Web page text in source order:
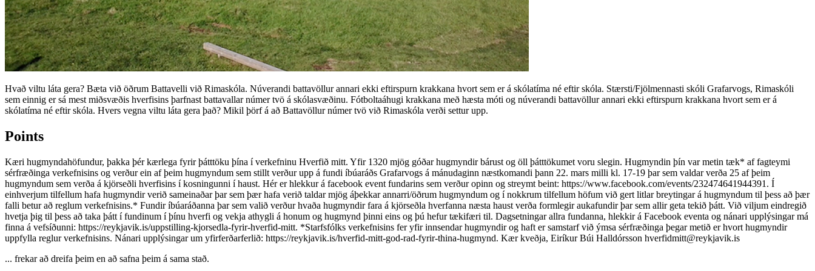
Hvað viltu láta gera? Bæta við öðrum Battavelli við Rimaskóla. Núverandi battavöllur annari ekki eftirspurn krakkana hvort sem er á skólatíma né eftir skóla. Stærsti/Fjölmennasti skóli Grafarvogs, Rimaskóli
sem einnig er sá mest miðsvæðis hverfisins þarfnast battavallar númer tvö á skólasvæðinu. Fótboltaáhugi krakkana með hæsta móti og núverandi battavöllur annari ekki eftirspurn krakkana hvort sem er á
skólatíma né eftir skóla. Hvers vegna viltu láta gera það? Mikil þörf á að Battavöllur númer tvö við Rimaskóla verði settur upp.
Points
Kæri hugmyndahöfundur, þakka þér kærlega fyrir þátttöku þína í verkefninu Hverfið mitt. Yfir 1320 mjög góðar hugmyndir bárust og öll þátttökumet voru slegin. Hugmyndin þín var metin tæk* af fagteymi
sérfræðinga verkefnisins og verður ein af þeim hugmyndum sem stillt verður upp á fundi íbúaráðs Grafarvogs á mánudaginn næstkomandi þann 22. mars milli kl. 17-19 þar sem valdar verða 25 af þeim
hugmyndum sem verða á kjörseðli hverfisins í kosningunni í haust. Hér er hlekkur á facebook event fundarins sem verður opinn og streymt beint: https://www.facebook.com/events/232474641944391. Í
einhverjum tilfellum hafa hugmyndir verið sameinaðar þar sem þær hafa verið taldar mjög áþekkar annarri/öðrum hugmyndum og í nokkrum tilfellum höfum við gert litlar breytingar á hugmyndum til þess að þær
falli betur að reglum verkefnisins.* Fundir íbúaráðanna þar sem valið verður hvaða hugmyndir fara á kjörseðla hverfanna næsta haust verða formlegir aukafundir þar sem allir geta tekið þátt. Við viljum eindregið
hvetja þig til þess að taka þátt í fundinum í þínu hverfi og vekja athygli á honum og hugmynd þinni eins og þú hefur tækifæri til. Dagsetningar allra fundanna, hlekkir á Facebook eventa og nánari upplýsingar má
finna á vefsíðunni: https://reykjavik.is/uppstilling-kjorsedla-fyrir-hverfid-mitt. *Starfsfólks verkefnisins fer yfir innsendar hugmyndir og haft er samstarf við ýmsa sérfræðinga þegar metið er hvort hugmyndir
uppfylla reglur verkefnisins. Nánari upplýsingar um yfirferðarferlið: https://reykjavik.is/hverfid-mitt-god-rad-fyrir-thina-hugmynd. Kær kveðja, Eiríkur Búi Halldórsson hverfidmitt@reykjavik.is
... frekar að dreifa þeim en að safna þeim á sama stað.